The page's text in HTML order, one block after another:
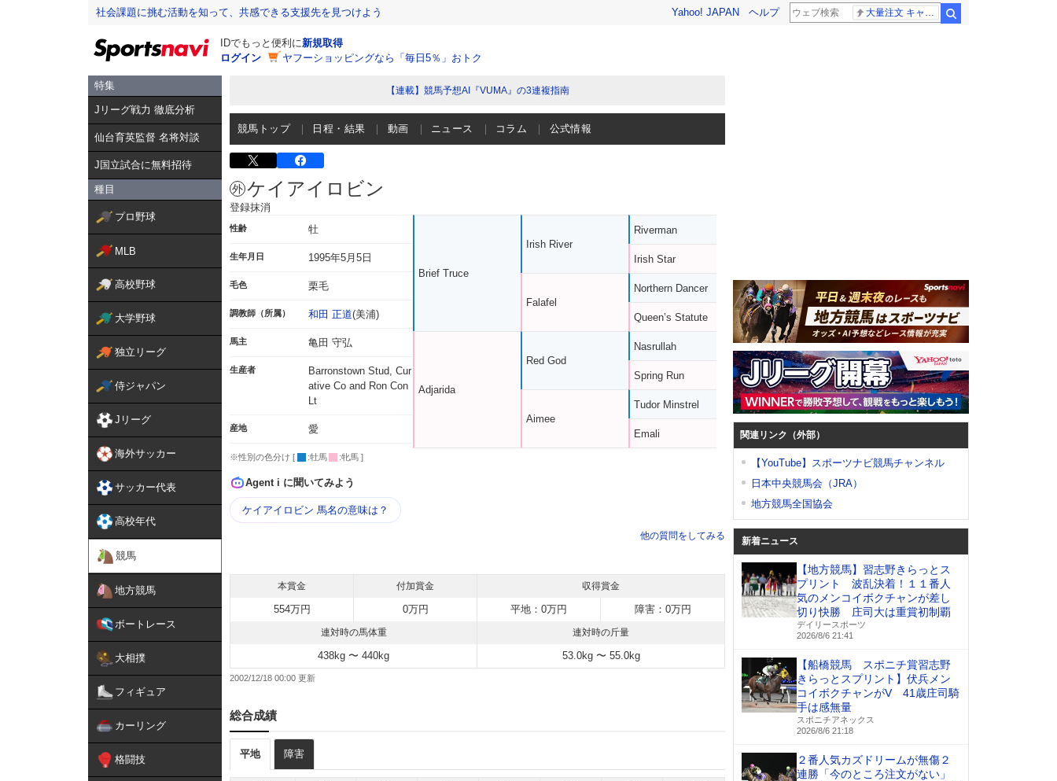
社会課題に挑む活動を知って、共感できる支援先を見つけよう Yahoo! JAPAN ヘルプ
IDでもっと便利に新規取得
ログイン
ヤフーショッピングなら「毎日5％」おトク
特集
Jリーグ戦力 徹底分析
仙台育英監督 名将対談
J国立試合に無料招待
種目
プロ野球
MLB
高校野球
大学野球
独立リーグ
侍ジャパン
Jリーグ
海外サッカー
サッカー代表
高校年代
競馬
地方競馬
ボートレース
大相撲
フィギュア
カーリング
格闘技
【連載】競馬予想AI『VUMA』の3連複指南
競馬トップ 日程・結果 動画 ニュース コラム 公式情報
ケイアイロビン
登録抹消
性齢 牡
生年月日 1995年5月5日
毛色 栗毛
調教師（所属） 和田 正道(美浦)
馬主 亀田 守弘
生産者
Barronstown Stud, Cur
ative Co and Ron Con
Lt
産地 愛
※性別の色分け [ :牡馬 :牝馬 ]
Brief Truce
Adjarida
Irish River
Falafel
Red God
Aimee
Riverman
Irish Star
Northern Dancer
Queen’s Statute
Nasrullah
Spring Run
Tudor Minstrel
Emali
Agent i に聞いてみよう
ケイアイロビン 馬名の意味は？
他の質問をしてみる
本賞金 付加賞金 収得賞金
554万円 0万円 平地：0万円 障害：0万円
連対時の馬体重 連対時の斤量
438kg 〜 440kg 53.0kg 〜 55.0kg
2002/12/18 00:00
総合成績
平地 障害
関連リンク（外部）
【YouTube】スポーツナビ競馬チャンネル
日本中央競馬会（JRA）
地方競馬全国協会
新着ニュース
【地方競馬】習志野きらっとス
プリント 波乱決着！１１番人
気のメンコイボクチャンが差し
切り快勝 庄司大は重賞初制覇
デイリースポーツ
2026/8/6 21:41
【船橋競馬 スポニチ賞習志野
きらっとスプリント】伏兵メン
コイボクチャンがV 41歳庄司騎
手は感無量
スポニチアネックス
2026/8/6 21:18
２番人気カズドリームが無傷２
連勝「今のところ注文がない」